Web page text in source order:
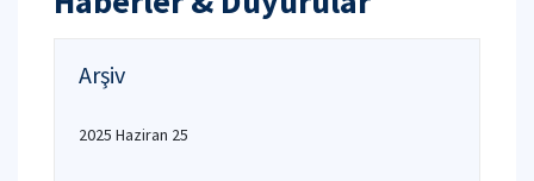
Arşiv
2025 Haziran 25